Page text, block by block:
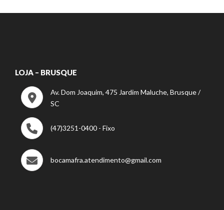
LOJA – BRUSQUE
Av. Dom Joaquim, 475 Jardim Maluche, Brusque /
SC
(47)3251-0400 - Fixo
bocamafra.atendimento@gmail.com